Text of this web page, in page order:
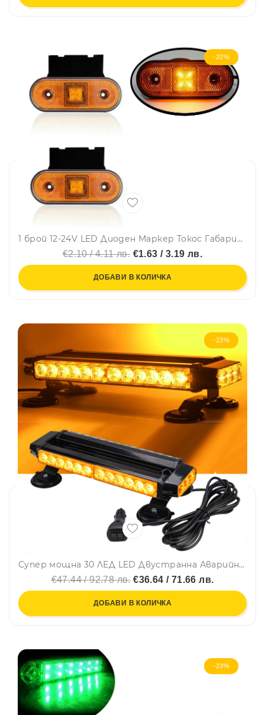
-22%
1 брой 12-24V LED Диоден Маркер Токос Габарит Светлина За Камион Ремарке Платформа Оранжев
€2.10 / 4.11 лв.€1.63 / 3.19 лв.
ДОБАВИ В КОЛИЧКА
-23%
Супер мощна 30 ЛЕД LED Двустранна Аварийна Сигнална Лампа Блиц Маяк с Магнити Магнит За Пътна Помощ Платформа Снегорин 12-24V със 7 режима на работа Ж
€47.44 / 92.78 лв.€36.64 / 71.66 лв.
ДОБАВИ В КОЛИЧКА
-23%